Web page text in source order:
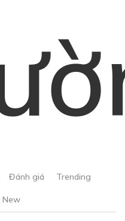
Đánh giá Trending
New